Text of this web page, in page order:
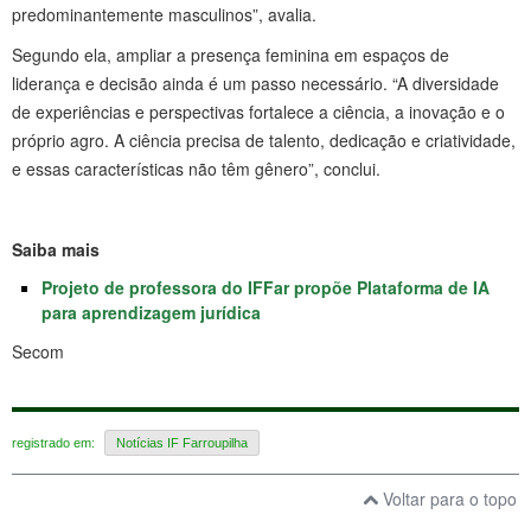
predominantemente masculinos”, avalia.
Segundo ela, ampliar a presença feminina em espaços de
liderança e decisão ainda é um passo necessário. “A diversidade
de experiências e perspectivas fortalece a ciência, a inovação e o
próprio agro. A ciência precisa de talento, dedicação e criatividade,
e essas características não têm gênero”, conclui.
Saiba mais
Projeto de professora do IFFar propõe Plataforma de IA
para aprendizagem jurídica
Secom
registrado em: Notícias IF Farroupilha
Voltar para o topo